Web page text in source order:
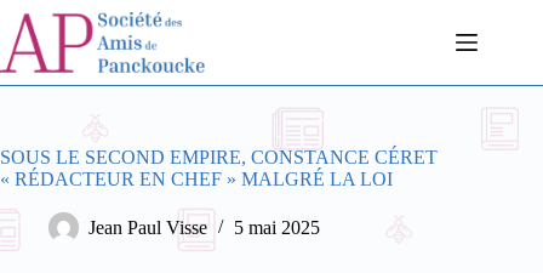
Passer
contenu
SOUS LE SECOND EMPIRE, CONSTANCE CÉRET
« RÉDACTEUR EN CHEF » MALGRÉ LA LOI
Jean Paul Visse 5 mai 2025